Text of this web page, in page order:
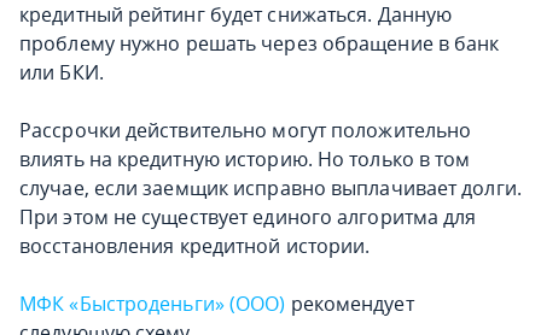
кредитный рейтинг будет снижаться. Данную
проблему нужно решать через обращение в банк
или БКИ.
Рассрочки действительно могут положительно
влиять на кредитную историю. Но только в том
случае, если заемщик исправно выплачивает долги.
При этом не существует единого алгоритма для
восстановления кредитной истории.
МФК «Быстроденьги» (ООО) рекомендует